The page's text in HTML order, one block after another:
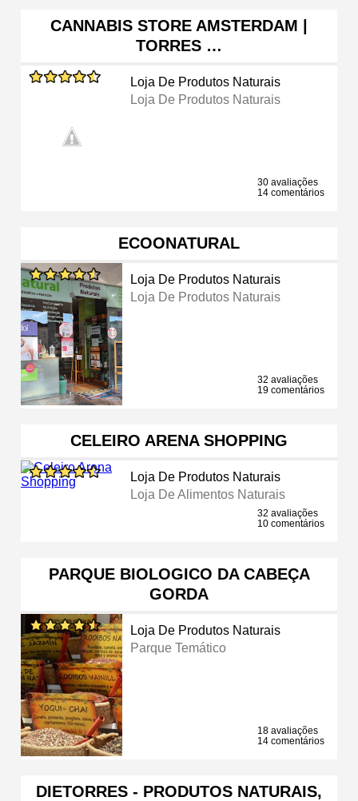
CANNABIS STORE AMSTERDAM |
TORRES …
Loja De Produtos Naturais
Loja De Produtos Naturais
30 avaliações
14 comentários
ECOONATURAL
Loja De Produtos Naturais
Loja De Produtos Naturais
32 avaliações
19 comentários
CELEIRO ARENA SHOPPING
Loja De Produtos Naturais
Loja De Alimentos Naturais
32 avaliações
10 comentários
PARQUE BIOLOGICO DA CABEÇA
GORDA
Loja De Produtos Naturais
Parque Temático
18 avaliações
14 comentários
DIETORRES - PRODUTOS NATURAIS,